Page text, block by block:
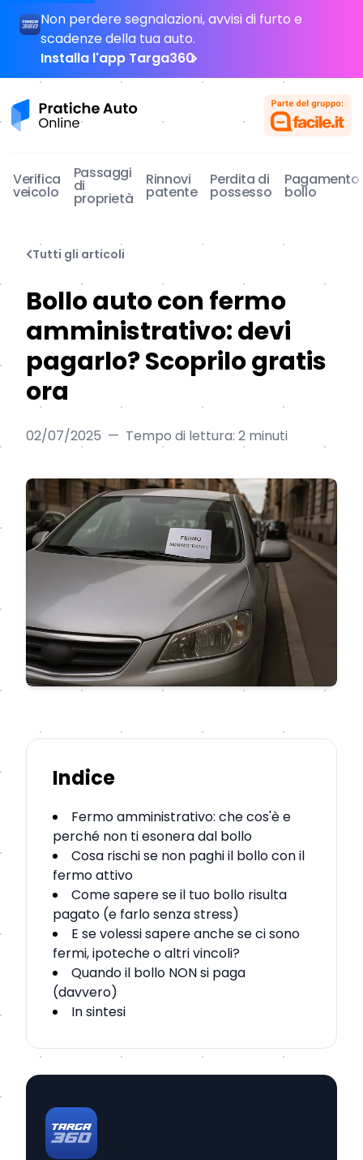
Non perdere segnalazioni, avvisi di furto e
scadenze della tua auto.
Installa l'app Targa360
Pratiche Auto Online
Verifica
veicolo
Passaggi
di
proprietà
Rinnovi
patente
Perdita di
possesso
Pagamento
bollo
Tutti gli articoli
Bollo auto con fermo
amministrativo: devi
pagarlo? Scoprilo gratis
ora
02/07/2025 — Tempo di lettura: 2 minuti
Indice
Fermo amministrativo: che cos'è e
perché non ti esonera dal bollo
Cosa rischi se non paghi il bollo con il
fermo attivo
Come sapere se il tuo bollo risulta
pagato (e farlo senza stress)
E se volessi sapere anche se ci sono
fermi, ipoteche o altri vincoli?
Quando il bollo NON si paga
(davvero)
In sintesi